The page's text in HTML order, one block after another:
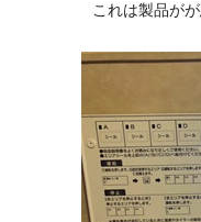
これは製品が